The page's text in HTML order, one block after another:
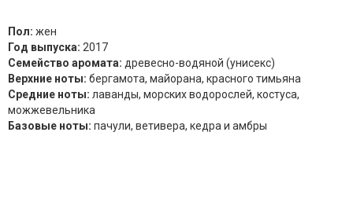
Пол: жен
Год выпуска: 2017
Семейство аромата: древесно-водяной (унисекс)
Верхние ноты: бергамота, майорана, красного тимьяна
Средние ноты: лаванды, морских водорослей, костуса,
можжевельника
Базовые ноты: пачули, ветивера, кедра и амбры